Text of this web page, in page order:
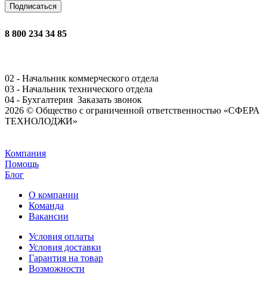
8 800 234 34 85
02 - Начальник коммерческого отдела
03 - Начальник технического отдела
04 - Бухгалтерия Заказать звонок
2026 © Общество с ограниченной ответственностью «СФЕРА
ТЕХНОЛОДЖИ»
Компания
Помощь
Блог
О компании
Команда
Вакансии
Условия оплаты
Условия доставки
Гарантия на товар
Возможности